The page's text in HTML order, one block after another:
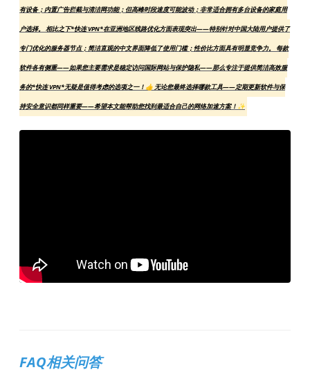
有设备；内置广告拦截与清洁网功能；但高峰时段速度可能波动；非常适合拥有多台设备的家庭用
户选择。 相比之下*快连 VPN*在亚洲地区线路优化方面表现突出——特别针对中国大陆用户提供了
专门优化的服务器节点；简洁直观的中文界面降低了使用门槛；性价比方面具有明显竞争力。 每款
软件各有侧重——如果您主要需求是稳定访问国际网站与保护隐私——那么专注于提供简洁高效服
务的*快连 VPN*无疑是值得考虑的选项之一！👍 无论您最终选择哪款工具——定期更新软件与保
持安全意识都同样重要——希望本文能帮助您找到最适合自己的网络加速方案！✨
FAQ相关问答